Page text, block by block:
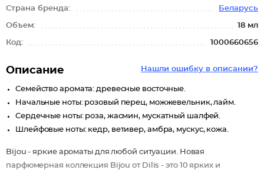
Страна бренда: Беларусь
Объем: 18 мл
Код: 1000660656
Нашли ошибку в описании?
Описание
Семейство аромата: древесные восточные.
Начальные ноты: розовый перец, можжевельник, лайм.
Сердечные ноты: роза, жасмин, мускатный шалфей.
Шлейфовые ноты: кедр, ветивер, амбра, мускус, кожа.
Bijou - яркие ароматы для любой ситуации. Новая
парфюмерная коллекция Bijou от Dilis - это 10 ярких и